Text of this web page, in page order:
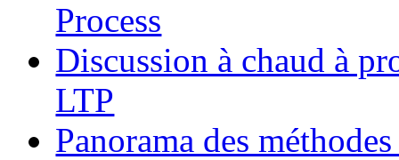
Process
Discussion à chaud à
LTP
Panorama des